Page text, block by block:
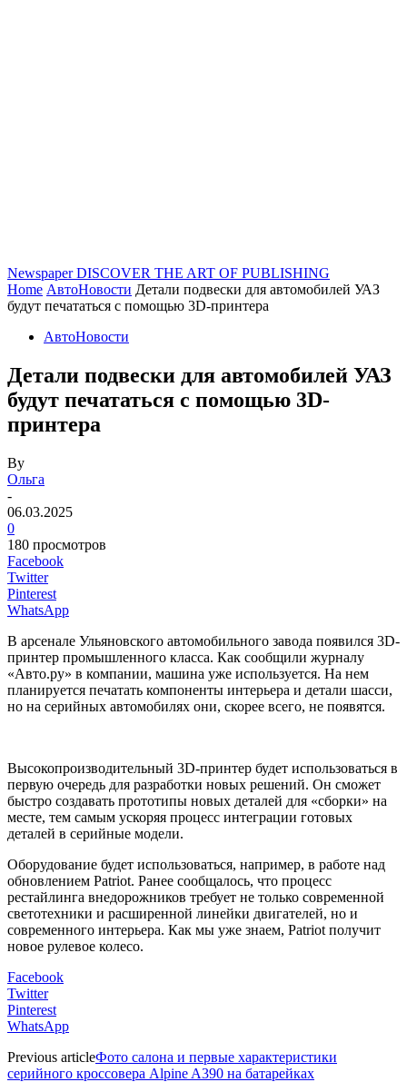
Newspaper DISCOVER THE ART OF PUBLISHING
Home АвтоНовости Детали подвески для автомобилей УАЗ
будут печататься с помощью 3D-принтера
АвтоНовости
Детали подвески для автомобилей УАЗ
будут печататься с помощью 3D-
принтера
By
Ольга
-
06.03.2025
0
180 просмотров
Facebook
Twitter
Pinterest
WhatsApp
В арсенале Ульяновского автомобильного завода появился 3D-
принтер промышленного класса. Как сообщили журналу
«Авто.ру» в компании, машина уже используется. На нем
планируется печатать компоненты интерьера и детали шасси,
но на серийных автомобилях они, скорее всего, не появятся.
Высокопроизводительный 3D-принтер будет использоваться в
первую очередь для разработки новых решений. Он сможет
быстро создавать прототипы новых деталей для «сборки» на
месте, тем самым ускоряя процесс интеграции готовых
деталей в серийные модели.
Оборудование будет использоваться, например, в работе над
обновлением Patriot. Ранее сообщалось, что процесс
рестайлинга внедорожников требует не только современной
светотехники и расширенной линейки двигателей, но и
современного интерьера. Как мы уже знаем, Patriot получит
новое рулевое колесо.
Facebook
Twitter
Pinterest
WhatsApp
Previous articleФото салона и первые характеристики
серийного кроссовера Alpine A390 на батарейках